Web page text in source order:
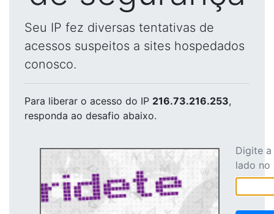
Seu IP fez diversas tentativas de
acessos suspeitos a sites hospedados
conosco.
Para liberar o acesso do IP 216.73.216.253,
responda ao desafio abaixo.
Digite
lado no